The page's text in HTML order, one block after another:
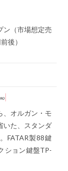
ン（市場想定売
後）
、オルガン・モ
いた、スタンダ
FATAR製88鍵
ション鍵盤TP-